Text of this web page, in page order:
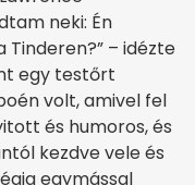
neki: Én
– idézte
egy testőrt
volt, amivel fel
és humoros, és
kezdve vele és
egymással